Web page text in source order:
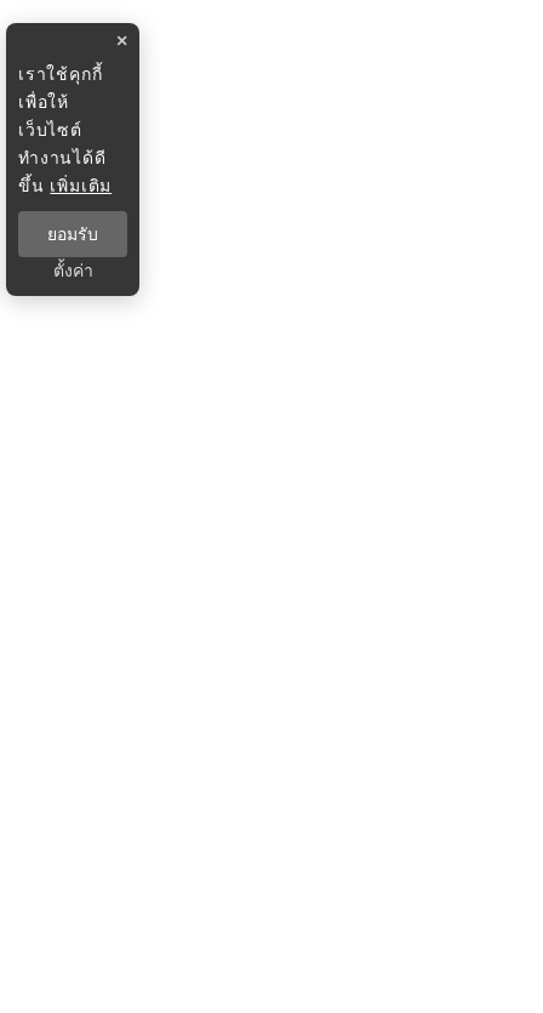
×
เราใช้คุกกี้
เพื่อให้
เว็บไซต์
ทำงานได้ดี
ขึ้น เพิ่มเติม
ยอมรับ
ตั้งค่า